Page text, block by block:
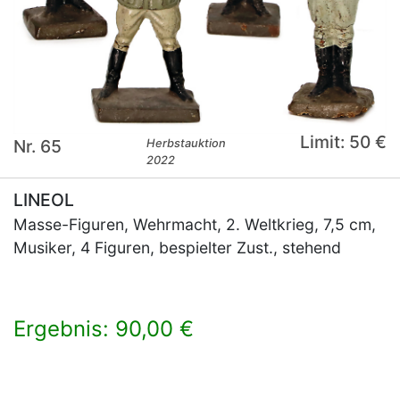
Nr. 65
Herbstauktion
2022
Limit: 50 €
LINEOL
Masse-Figuren, Wehrmacht, 2. Weltkrieg, 7,5 cm,
Musiker, 4 Figuren, bespielter Zust., stehend
Ergebnis: 90,00 €